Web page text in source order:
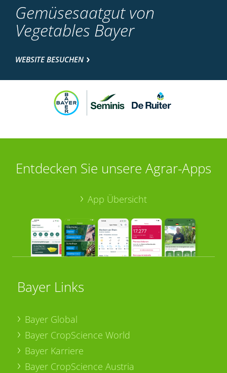
Gemüsesaatgut von
Vegetables Bayer
WEBSITE BESUCHEN
Entdecken Sie unsere Agrar-Apps
App Übersicht
Bayer Links
Bayer Global
Bayer CropScience World
Bayer Karriere
Bayer CropScience Austria